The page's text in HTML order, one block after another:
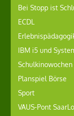
Bei Stopp ist
ECDL
IBM i5 und
Planspiel Börse
Sport
VAUS-Pont